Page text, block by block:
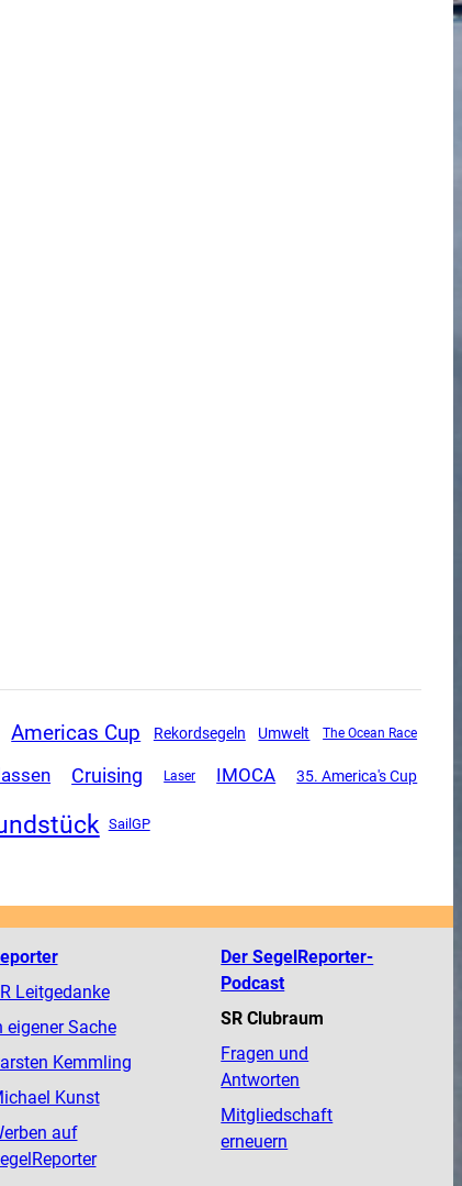
Americas Cup Rekordsegeln Umwelt The Ocean Race
Cruising Laser IMOCA 35. America's Cup
SailGP
Leitgedanke
eigener Sache
Kemmling
Kunst
auf
Der SegelReporter-
Podcast
SR Clubraum
Fragen und
Antworten
Mitgliedschaft
erneuern